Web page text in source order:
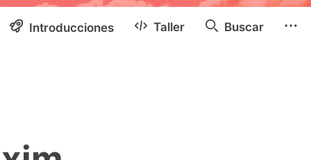
Introducciones Taller Buscar